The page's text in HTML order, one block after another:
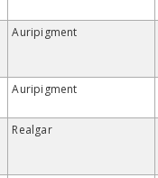
Auripigment
Auripigment
Realgar